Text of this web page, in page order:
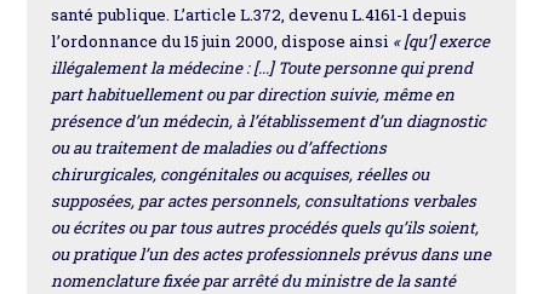
santé publique. L’article L.372, devenu L.4161-1 depuis
l’ordonnance du 15 juin 2000, dispose ainsi « [qu’] exerce
illégalement la médecine : [...] Toute personne qui prend
part habituellement ou par direction suivie, même en
présence d’un médecin, à l’établissement d’un diagnostic
ou au traitement de maladies ou d’affections
chirurgicales, congénitales ou acquises, réelles ou
supposées, par actes personnels, consultations verbales
ou écrites ou par tous autres procédés quels qu’ils soient,
ou pratique l’un des actes professionnels prévus dans une
nomenclature fixée par arrêté du ministre de la santé